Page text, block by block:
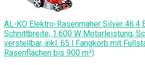
AL-KO Elektro-Rasenmäher Silver 46.4
Schnittbreite, 1.600 W Motorleistung,
verstellbar, inkl. 65 l Fangkorb mit
Rasenflächen bis 900 m²)